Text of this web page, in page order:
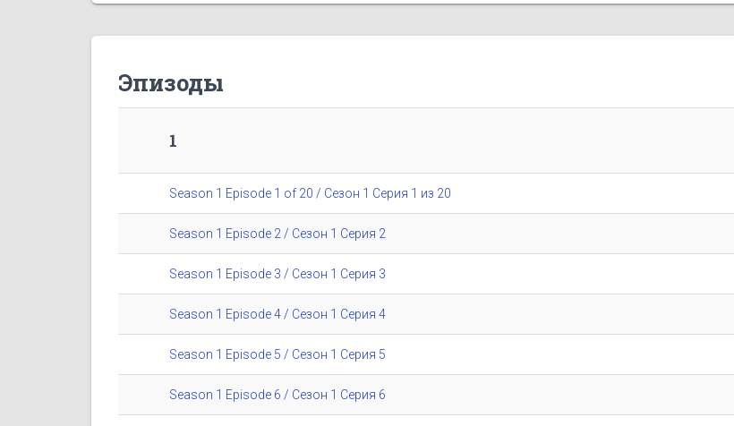
Эпизоды
1
Season 1 Episode 1 of 20 / Сезон 1 Серия 1 из 20
Season 1 Episode 2 / Сезон 1 Серия 2
Season 1 Episode 3 / Сезон 1 Серия 3
Season 1 Episode 4 / Сезон 1 Серия 4
Season 1 Episode 5 / Сезон 1 Серия 5
Season 1 Episode 6 / Сезон 1 Серия 6